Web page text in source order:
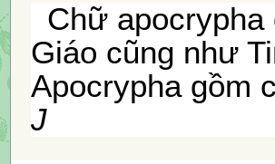
Chữ
Giáo cũng như
Apocrypha gồm
J